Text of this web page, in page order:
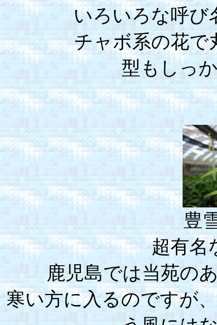
いろいろな呼び
チャボ系の花で
型もしっ
豊
超有名
鹿児島では当苑の
寒い方に入るのですが